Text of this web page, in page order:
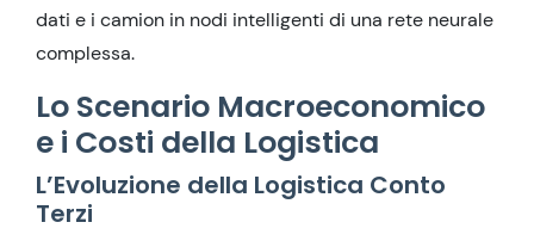
dati e i camion in nodi intelligenti di una rete neurale
complessa.
Lo Scenario Macroeconomico
e i Costi della Logistica
L’Evoluzione della Logistica Conto
Terzi